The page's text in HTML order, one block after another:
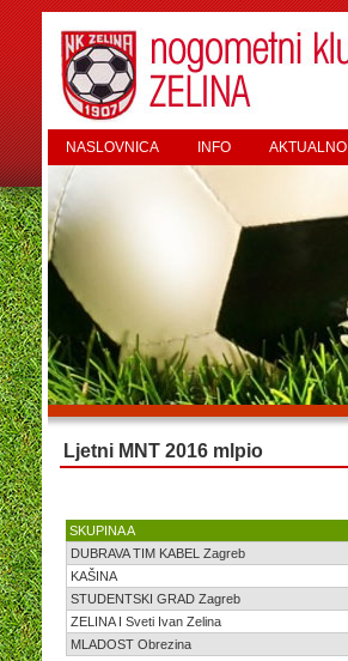
NASLOVNICA INFO AKTUALNO
Ljetni MNT 2016 mlpio
SKUPINA A
DUBRAVA TIM KABEL Zagreb
KAŠINA
STUDENTSKI GRAD Zagreb
ZELINA I Sveti Ivan Zelina
MLADOST Obrezina